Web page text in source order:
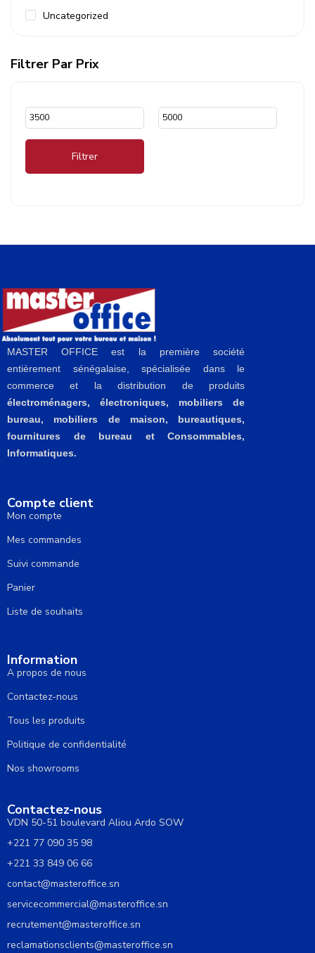
Uncategorized
Filtrer Par Prix
Filtrer
MASTER OFFICE est la première société
entièrement sénégalaise, spécialisée dans le
commerce et la distribution de produits
électroménagers, électroniques, mobiliers de
bureau, mobiliers de maison, bureautiques,
fournitures de bureau et Consommables,
Informatiques.
Compte client
Mon compte
Mes commandes
Suivi commande
Panier
Liste de souhaits
Information
A propos de nous
Contactez-nous
Tous les produits
Politique de confidentialité
Nos showrooms
Contactez-nous
VDN 50-51 boulevard Aliou Ardo SOW
+221 77 090 35 98
+221 33 849 06 66
contact@masteroffice.sn
servicecommercial@masteroffice.sn
recrutement@masteroffice.sn
reclamationsclients@masteroffice.sn